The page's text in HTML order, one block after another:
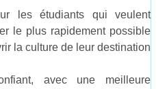
les étudiants qui veulent
le plus rapidement possible
la culture de leur destination
avec une meilleure